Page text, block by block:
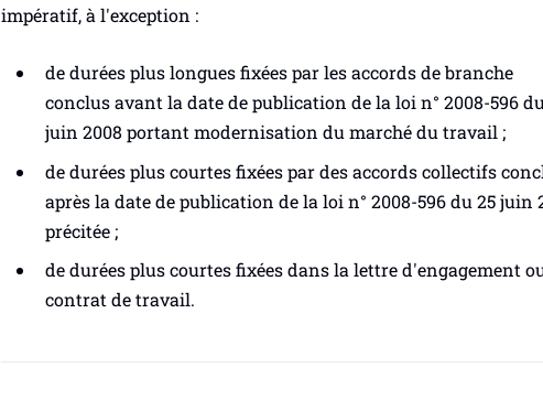
impératif, à l'exception :
de durées plus longues fixées par les accords de branche
conclus avant la date de publication de la loi n° 2008-596
juin 2008 portant modernisation du marché du travail ;
de durées plus courtes fixées par des accords collectifs
après la date de publication de la loi n° 2008-596 du 25 juin
précitée ;
de durées plus courtes fixées dans la lettre d'engagement
contrat de travail.